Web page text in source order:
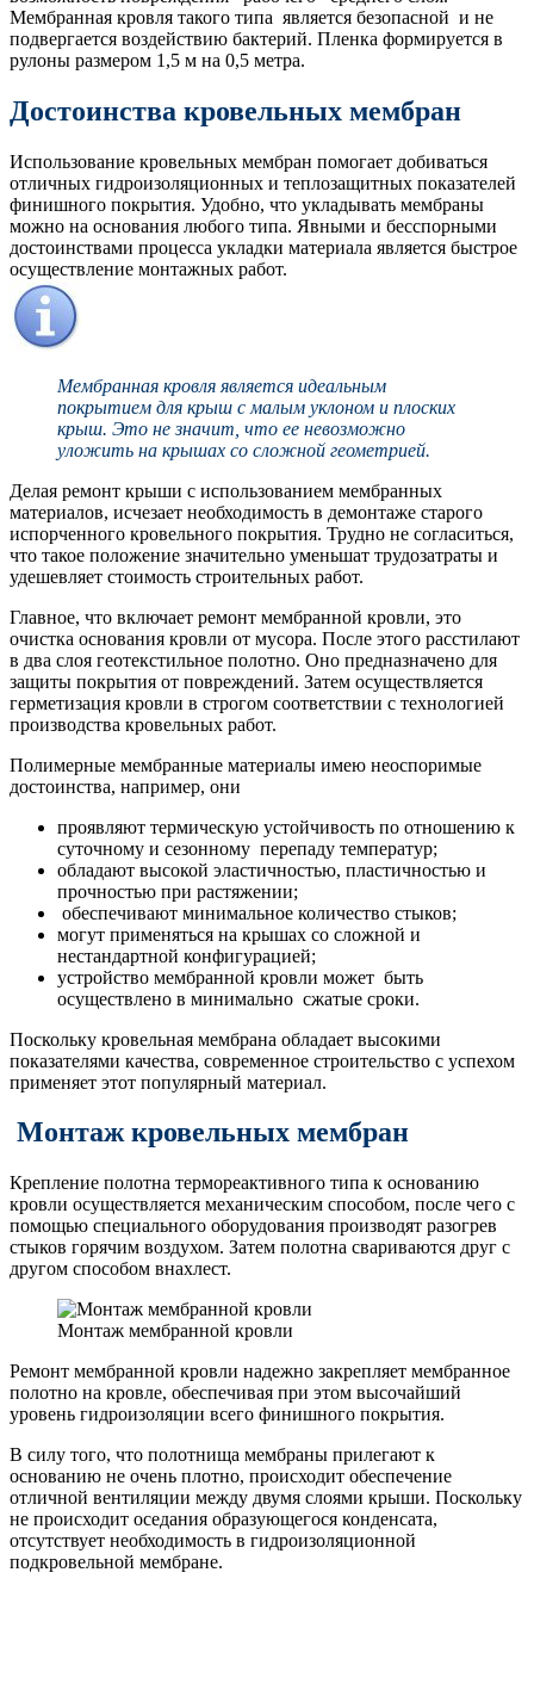
Мембранная кровля такого типа является безопасной и не
подвергается воздействию бактерий. Пленка формируется в
рулоны размером 1,5 м на 0,5 метра.
Достоинства кровельных мембран
Использование кровельных мембран помогает добиваться
отличных гидроизоляционных и теплозащитных показателей
финишного покрытия. Удобно, что укладывать мембраны
можно на основания любого типа. Явными и бесспорными
достоинствами процесса укладки материала является быстрое
осуществление монтажных работ.
Мембранная кровля является идеальным
покрытием для крыш с малым уклоном и плоских
крыш. Это не значит, что ее невозможно
уложить на крышах со сложной геометрией.
Делая ремонт крыши с использованием мембранных
материалов, исчезает необходимость в демонтаже старого
испорченного кровельного покрытия. Трудно не согласиться,
что такое положение значительно уменьшат трудозатраты и
удешевляет стоимость строительных работ.
Главное, что включает ремонт мембранной кровли, это
очистка основания кровли от мусора. После этого расстилают
в два слоя геотекстильное полотно. Оно предназначено для
защиты покрытия от повреждений. Затем осуществляется
герметизация кровли в строгом соответствии с технологией
производства кровельных работ.
Полимерные мембранные материалы имею неоспоримые
достоинства, например, они
проявляют термическую устойчивость по отношению к
суточному и сезонному перепаду температур;
обладают высокой эластичностью, пластичностью и
прочностью при растяжении;
обеспечивают минимальное количество стыков;
могут применяться на крышах со сложной и
нестандартной конфигурацией;
устройство мембранной кровли может быть
осуществлено в минимально сжатые сроки.
Поскольку кровельная мембрана обладает высокими
показателями качества, современное строительство с успехом
применяет этот популярный материал.
Монтаж кровельных мембран
Крепление полотна термореактивного типа к основанию
кровли осуществляется механическим способом, после чего с
помощью специального оборудования производят разогрев
стыков горячим воздухом. Затем полотна свариваются друг с
другом способом внахлест.
Монтаж мембранной кровли
Ремонт мембранной кровли надежно закрепляет мембранное
полотно на кровле, обеспечивая при этом высочайший
уровень гидроизоляции всего финишного покрытия.
В силу того, что полотнища мембраны прилегают к
основанию не очень плотно, происходит обеспечение
отличной вентиляции между двумя слоями крыши. Поскольку
не происходит оседания образующегося конденсата,
отсутствует необходимость в гидроизоляционной
подкровельной мембране.